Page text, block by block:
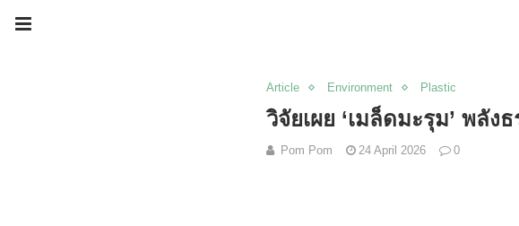
Article Environment Plastic
วิจัยเผย ‘เมล็ดมะรุม’ พลั
Pom Pom 24 April 2026 0